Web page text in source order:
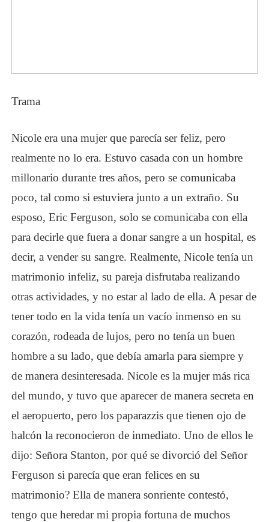
Trama
Nicole era una mujer que parecía ser feliz, pero
realmente no lo era. Estuvo casada con un hombre
millonario durante tres años, pero se comunicaba
poco, tal como si estuviera junto a un extraño. Su
esposo, Eric Ferguson, solo se comunicaba con ella
para decirle que fuera a donar sangre a un hospital, es
decir, a vender su sangre. Realmente, Nicole tenía un
matrimonio infeliz, su pareja disfrutaba realizando
otras actividades, y no estar al lado de ella. A pesar de
tener todo en la vida tenía un vacío inmenso en su
corazón, rodeada de lujos, pero no tenía un buen
hombre a su lado, que debía amarla para siempre y
de manera desinteresada. Nicole es la mujer más rica
del mundo, y tuvo que aparecer de manera secreta en
el aeropuerto, pero los paparazzis que tienen ojo de
halcón la reconocieron de inmediato. Uno de ellos le
dijo: Señora Stanton, por qué se divorció del Señor
Ferguson si parecía que eran felices en su
matrimonio? Ella de manera sonriente contestó,
tengo que heredar mi propia fortuna de muchos